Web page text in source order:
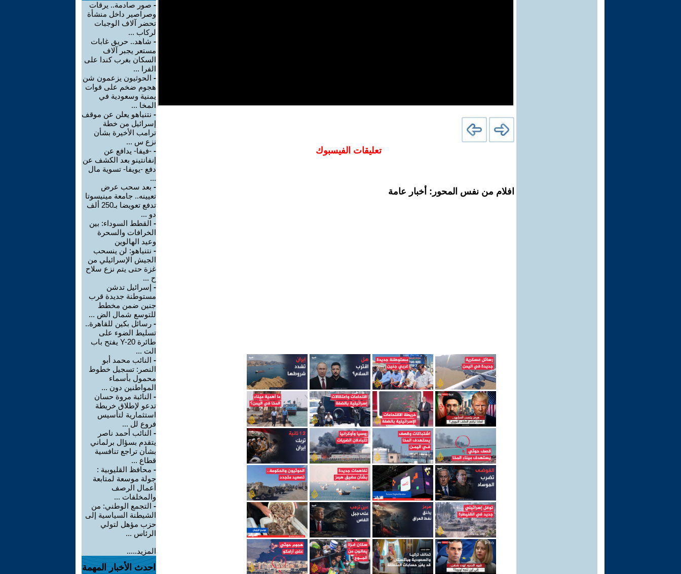
تعليقات الفيسبوك
افلام من نفس المحور: أخبار عامة
- صور صادمة.. يرقات
وصراصير داخل منشأة
تحضر آلاف الوجبات
لركاب ...
- شاهد.. حريق غابات
مستعر يجبر آلاف
السكان بغرب كندا على
الفرا ...
- الحوثيون يزعمون شن
هجوم ضخم على قوات
يمنية وسعودية في
المخا ...
- نتنياهو يعلن عن موقف
إسرائيل من خطة
ترامب الأخيرة بشأن
نزع س ...
- -فيفا- يدافع عن
إنفانتينو بعد الكشف عن
دفع -يويفا- تسوية مال
...
- بعد سحب عرض
تعيينه.. جامعة مينيسوتا
تدفع تعويضا بـ250 ألف
دو ...
- القطط السوداء: بين
الخرافات والسحرة
وعيد الهالوين
- نتنياهو: لن ينسحب
الجيش الإسرائيلي من
غزة حتى يتم نزع سلاح
ح ...
- إسرائيل تدشن
مستوطنة جديدة قرب
جنين ضمن مخطط
للتوسع شمال الض ...
- رسائل بكين للقاهرة..
تسليط الضوء على
طائرة Y-20 يفتح باب
الت ...
- النائب محمد أبو
النصر: تسجيل خطوط
محمول بأسماء
المواطنين دون ...
- النائبة مروة حسان
تدعو لإطلاق خريطة
استثمارية لتأسيس
فروع لل ...
- النائب أحمد ناصر
يتقدم بسؤال برلماني
بشأن تراجع تنافسية
قطاع ...
- محافظ القليوبية :
جولة موسعة لمتابعة
أعمال الرصف
والمخلفات ...
- التجمع الوطني: من
الشيطنة السياسية إلى
حزب مؤهل لتولي
الرئاس ...
المزيد.....
احدث الأخبار المهمة